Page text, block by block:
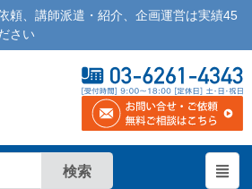
頼 講師派遣 ・紹介、企画運営は実績45
さい
検索